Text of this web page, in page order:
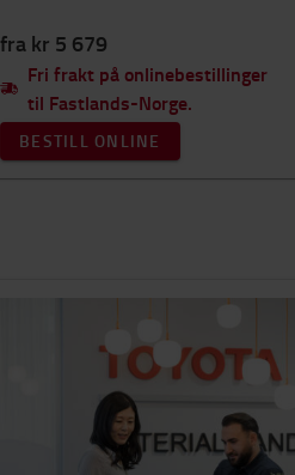
fra kr 5 679
Fri frakt på onlinebestillinger
til Fastlands-Norge.
BESTILL ONLINE